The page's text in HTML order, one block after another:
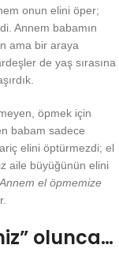
onun elini öper;
Annem babamın
ama bir araya
de yaş sırasına
öpmek için
babam sadece
elini öptürmezdi; el
aile büyüğünün elini
Annem el öpmemize
olunca…